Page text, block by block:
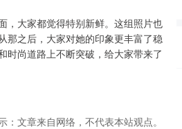
，大家都觉得特别新鲜。这组照片也
那之后，大家对她的印象更丰富了稳
时尚道路上不断突破，给大家带来了
：文章来自网络，不代表本站观点。